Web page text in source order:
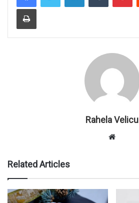
Rahela Velicu
Related Articles